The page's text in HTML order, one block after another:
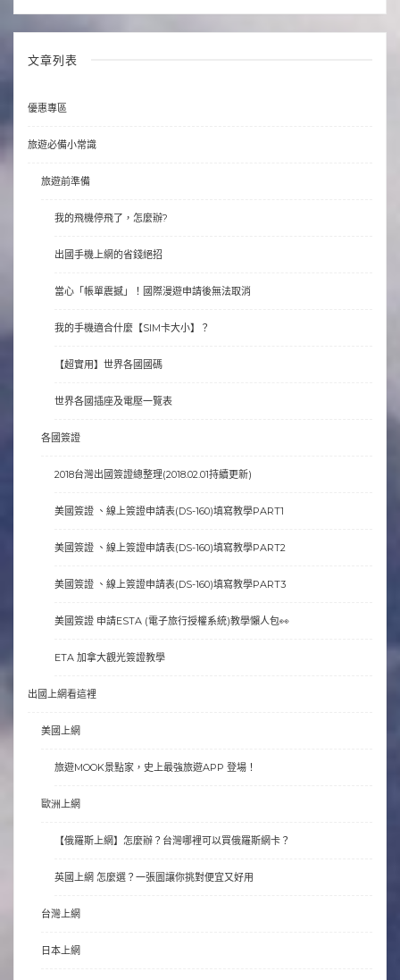
文章列表
優惠專區
旅遊必備小常識
旅遊前準備
我的飛機停飛了，怎麼辦?
出國手機上網的省錢絕招
當心「帳單震撼」！國際漫遊申請後無法取消
我的手機適合什麼【SIM卡大小】？
【超實用】世界各國國碼
世界各國插座及電壓一覽表
各國簽證
2018台灣出國簽證總整理(2018.02.01持續更新)
美國簽證 、線上簽證申請表(DS-160)填寫教學PART1
美國簽證 、線上簽證申請表(DS-160)填寫教學PART2
美國簽證 、線上簽證申請表(DS-160)填寫教學PART3
美國簽證 申請ESTA (電子旅行授權系統)教學懶人包👀
ETA 加拿大觀光簽證教學
出國上網看這裡
美國上網
旅遊MOOK景點家，史上最強旅遊APP 登場！
歐洲上網
【俄羅斯上網】怎麼辦？台灣哪裡可以買俄羅斯網卡？
英國上網 怎麼選？一張圖讓你挑對便宜又好用
台灣上網
日本上網